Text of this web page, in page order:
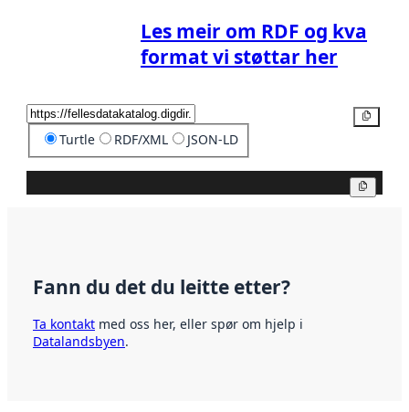
Les meir om RDF og kva
format vi støttar her
Turtle RDF/XML JSON-LD
Fann du det du leitte etter?
Ta kontakt med oss her, eller spør om hjelp i
Datalandsbyen.